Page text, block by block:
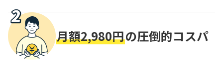
月額2,980円の圧倒的コスパ